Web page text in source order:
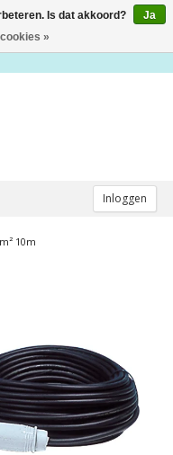
Inloggen
10m
Is dat akkoord?
Ja
»